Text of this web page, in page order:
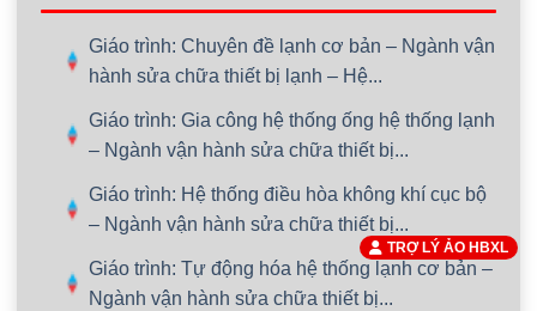
Giáo trình: Chuyên đề lạnh cơ bản – Ngành vận
hành sửa chữa thiết bị lạnh – Hệ...
Giáo trình: Gia công hệ thống ống hệ thống lạnh
– Ngành vận hành sửa chữa thiết bị...
Giáo trình: Hệ thống điều hòa không khí cục bộ
– Ngành vận hành sửa chữa thiết bị...
Giáo trình: Tự động hóa hệ thống lạnh cơ bản –
Ngành vận hành sửa chữa thiết bị...
TRỢ LÝ ẢO HBXL